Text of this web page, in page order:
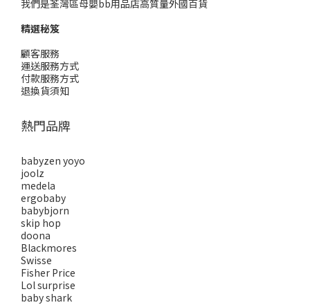
我們是荃灣區母嬰bb用品店高質量外國百貨
精選秘笈
顧客服務
運送服務方式
付款服務方式
退換貨須知
熱門品牌
babyzen yoyo
joolz
medela
ergobaby
babybjorn
skip hop
doona
Blackmores
Swisse
Fisher Price
Lol surprise
baby shark